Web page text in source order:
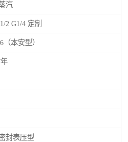
汽
2 G1/4 定制
本安型）
封表压型